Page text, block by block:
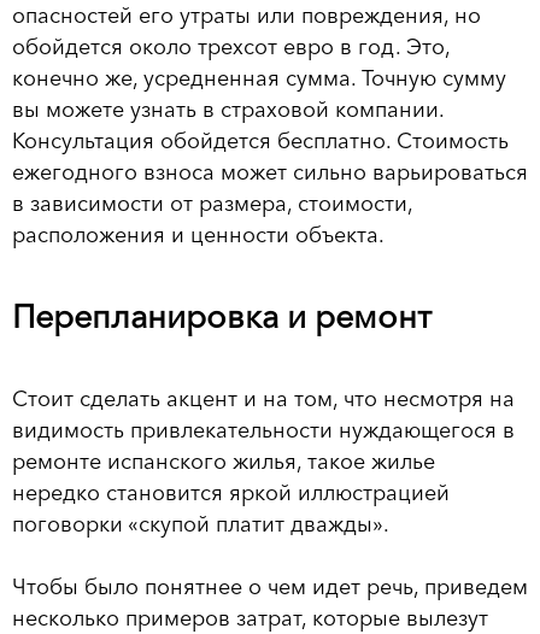
опасностей его утраты или повреждения, но
обойдется около трехсот евро в год. Это,
конечно же, усредненная сумма. Точную сумму
вы можете узнать в страховой компании.
Консультация обойдется бесплатно. Стоимость
ежегодного взноса может сильно варьироваться
в зависимости от размера, стоимости,
расположения и ценности объекта.
Перепланировка и ремонт
Стоит сделать акцент и на том, что несмотря на
видимость привлекательности нуждающегося в
ремонте испанского жилья, такое жилье
нередко становится яркой иллюстрацией
поговорки «скупой платит дважды».
Чтобы было понятнее о чем идет речь, приведем
несколько примеров затрат, которые вылезут